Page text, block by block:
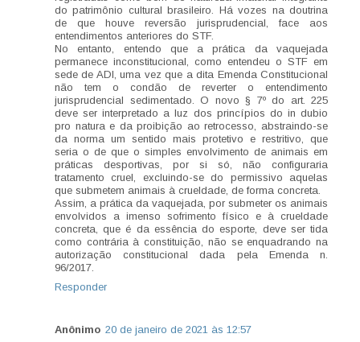
do patrimônio cultural brasileiro. Há vozes na doutrina
de que houve reversão jurisprudencial, face aos
entendimentos anteriores do STF.
No entanto, entendo que a prática da vaquejada
permanece inconstitucional, como entendeu o STF em
sede de ADI, uma vez que a dita Emenda Constitucional
não tem o condão de reverter o entendimento
jurisprudencial sedimentado. O novo § 7º do art. 225
deve ser interpretado a luz dos princípios do in dubio
pro natura e da proibição ao retrocesso, abstraindo-se
da norma um sentido mais protetivo e restritivo, que
seria o de que o simples envolvimento de animais em
práticas desportivas, por si só, não configuraria
tratamento cruel, excluindo-se do permissivo aquelas
que submetem animais à crueldade, de forma concreta.
Assim, a prática da vaquejada, por submeter os animais
envolvidos a imenso sofrimento físico e à crueldade
concreta, que é da essência do esporte, deve ser tida
como contrária à constituição, não se enquadrando na
autorização constitucional dada pela Emenda n.
96/2017.
Responder
Anônimo 20 de janeiro de 2021 às 12:57